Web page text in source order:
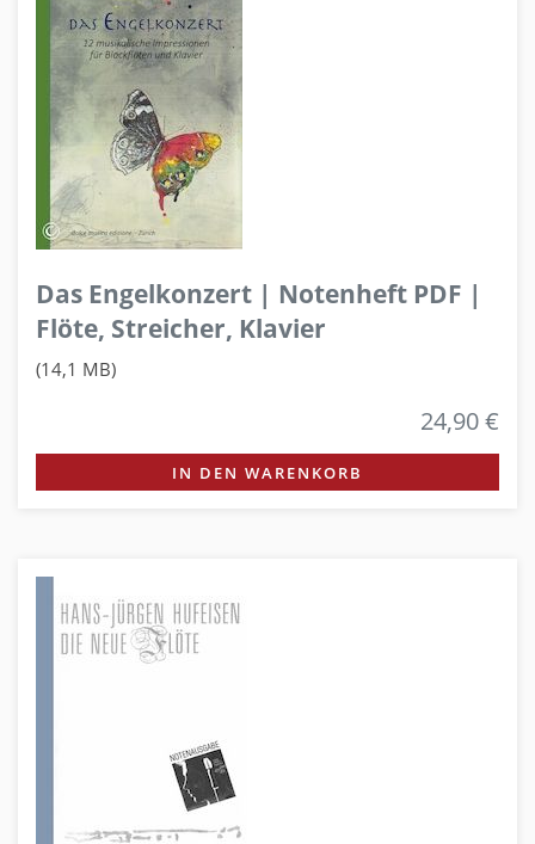
Das Engelkonzert | Notenheft PDF |
Flöte, Streicher, Klavier
(14,1 MB)
24,90 €
IN DEN WARENKORB